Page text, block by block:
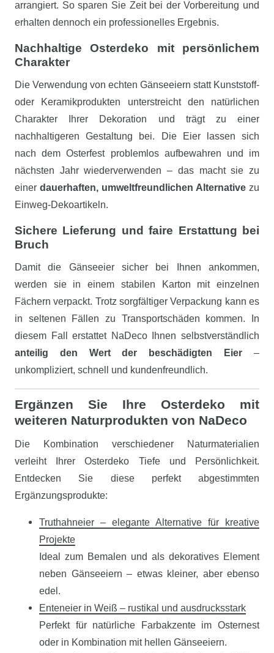
arrangiert. So sparen Sie Zeit bei der Vorbereitung und
erhalten dennoch ein professionelles Ergebnis.
Nachhaltige Osterdeko mit persönlichem
Charakter
Die Verwendung von echten Gänseeiern statt Kunststoff-
oder Keramikprodukten unterstreicht den natürlichen
Charakter Ihrer Dekoration und trägt zu einer
nachhaltigeren Gestaltung bei. Die Eier lassen sich
nach dem Osterfest problemlos aufbewahren und im
nächsten Jahr wiederverwenden – das macht sie zu
einer dauerhaften, umweltfreundlichen Alternative zu
Einweg-Dekoartikeln.
Sichere Lieferung und faire Erstattung bei
Bruch
Damit die Gänseeier sicher bei Ihnen ankommen,
werden sie in einem stabilen Karton mit einzelnen
Fächern verpackt. Trotz sorgfältiger Verpackung kann es
in seltenen Fällen zu Transportschäden kommen. In
diesem Fall erstattet NaDeco Ihnen selbstverständlich
anteilig den Wert der beschädigten Eier –
unkompliziert, schnell und kundenfreundlich.
Ergänzen Sie Ihre Osterdeko mit
weiteren Naturprodukten von NaDeco
Die Kombination verschiedener Naturmaterialien
verleiht Ihrer Osterdeko Tiefe und Persönlichkeit.
Entdecken Sie diese perfekt abgestimmten
Ergänzungsprodukte:
Truthahneier – elegante Alternative für kreative
Projekte
Ideal zum Bemalen und als dekoratives Element
neben Gänseeiern – etwas kleiner, aber ebenso
edel.
Enteneier in Weiß – rustikal und ausdrucksstark
Perfekt für natürliche Farbakzente im Osternest
oder in Kombination mit hellen Gänseeiern.